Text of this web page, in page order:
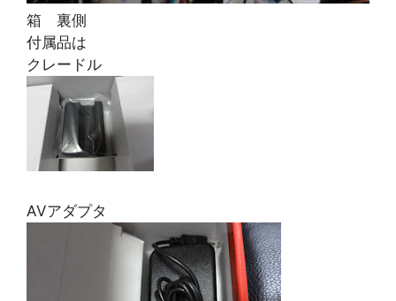
箱 裏側
付属品は
クレードル
AVアダプタ